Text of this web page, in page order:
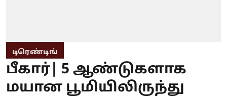
டிரெண்டிங்
பீகார்| 5 ஆண்டுகளாக
மயான பூமியிலிருந்து